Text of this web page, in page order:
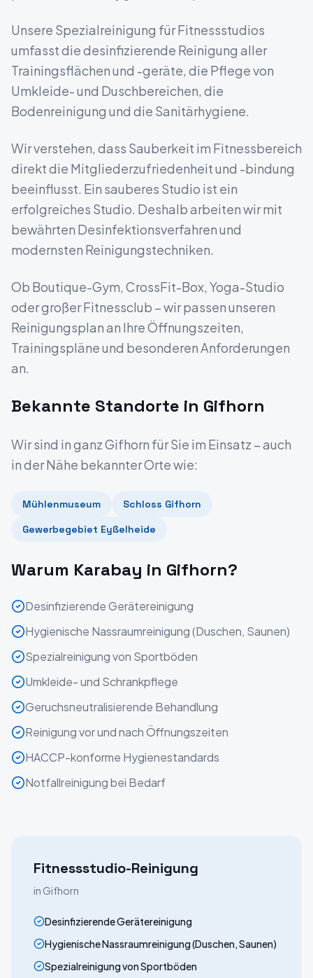
Unsere Spezialreinigung für Fitnessstudios
umfasst die desinfizierende Reinigung aller
Trainingsflächen und -geräte, die Pflege von
Umkleide- und Duschbereichen, die
Bodenreinigung und die Sanitärhygiene.
Wir verstehen, dass Sauberkeit im Fitnessbereich
direkt die Mitgliederzufriedenheit und -bindung
beeinflusst. Ein sauberes Studio ist ein
erfolgreiches Studio. Deshalb arbeiten wir mit
bewährten Desinfektionsverfahren und
modernsten Reinigungstechniken.
Ob Boutique-Gym, CrossFit-Box, Yoga-Studio
oder großer Fitnessclub – wir passen unseren
Reinigungsplan an Ihre Öffnungszeiten,
Trainingspläne und besonderen Anforderungen
an.
Bekannte Standorte in Gifhorn
Wir sind in ganzGifhorn für Sie im Einsatz – auch
in der Nähe bekannter Orte wie:
Mühlenmuseum
Schloss Gifhorn
Gewerbegebiet Eyßelheide
Warum Karabay in Gifhorn?
Desinfizierende Gerätereinigung
Hygienische Nassraumreinigung (Duschen, Saunen)
Spezialreinigung von Sportböden
Umkleide- und Schrankpflege
Geruchsneutralisierende Behandlung
Reinigung vor und nach Öffnungszeiten
HACCP-konforme Hygienestandards
Notfallreinigung bei Bedarf
Fitnessstudio-Reinigung
in Gifhorn
Desinfizierende Gerätereinigung
Hygienische Nassraumreinigung (Duschen, Saunen)
Spezialreinigung von Sportböden